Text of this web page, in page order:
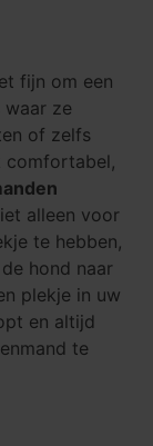
fijn om een
waar ze
of zelfs
comfortabel,
alleen voor
te hebben,
hond naar
plekje in uw
en altijd
te